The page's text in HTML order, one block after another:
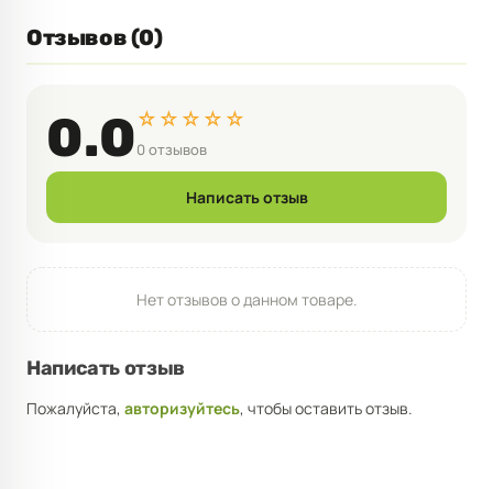
Отзывов (0)
0.0☆☆☆☆☆
0 отзывов
Написать отзыв
Нет отзывов о данном товаре.
Написать отзыв
Пожалуйста, авторизуйтесь, чтобы оставить отзыв.